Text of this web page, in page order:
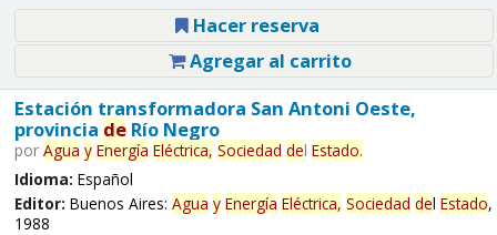
Hacer reserva
Agregar al carrito
Estación transformadora San Antoni Oeste,
provincia deRío Negro
por Agua y Energía Eléctrica, Sociedad del Estado.
Idioma: Español
Editor: Buenos Aires: Agua y Energía Eléctrica, Sociedad del Estado,
1988